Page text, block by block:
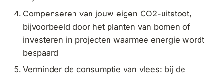
Compenseren van jouw eigen CO2-uitstoot,
bijvoorbeeld door het planten van bomen of
investeren in projecten waarmee energie wordt
bespaard
Verminder de consumptie van vlees: bij de